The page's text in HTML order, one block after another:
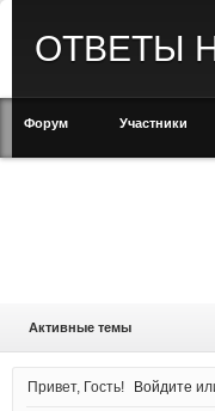
ОТВЕТЫ
Форум Участники
Активные темы
Привет, Гость! Войдите